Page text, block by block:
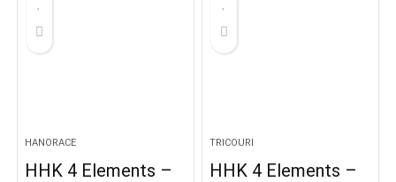
HANORACE
HHK 4 Elements –
TRICOURI
HHK 4 Elements –